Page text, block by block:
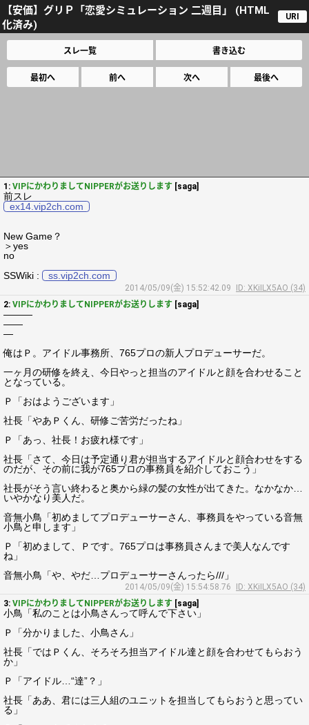
【安価】グリＰ「恋愛シミュレーション 二週目」 (HTML
化済み)
URI
スレ一覧 書き込む
最初へ 前へ 次へ 最後へ
1: VIPにかわりましてNIPPERがお送りします [saga]
前スレ
ex14.vip2ch.com
New Game？
＞yes
no
SSWiki :
ss.vip2ch.com
2014/05/09(金) 15:52:42.09
ID: XKiILX5AO (34)
2: VIPにかわりましてNIPPERがお送りします [saga]
―――
――
―
俺はＰ。アイドル事務所、765プロの新人プロデューサーだ。
一ヶ月の研修を終え、今日やっと担当のアイドルと顔を合わせること
となっている。
Ｐ「おはようございます」
社長「やあＰくん、研修ご苦労だったね」
Ｐ「あっ、社長！お疲れ様です」
社長「さて、今日は予定通り君が担当するアイドルと顔合わせをする
のだが、その前に我が765プロの事務員を紹介しておこう」
社長がそう言い終わると奥から緑の髪の女性が出てきた。なかなか…
いやかなり美人だ。
音無小鳥「初めましてプロデューサーさん、事務員をやっている音無
小鳥と申します」
Ｐ「初めまして、Ｐです。765プロは事務員さんまで美人なんです
ね」
音無小鳥「や、やだ…プロデューサーさんったら///」
2014/05/09(金) 15:54:58.76
ID: XKiILX5AO (34)
3: VIPにかわりましてNIPPERがお送りします [saga]
小鳥「私のことは小鳥さんって呼んで下さい」
Ｐ「分かりました、小鳥さん」
社長「ではＰくん、そろそろ担当アイドル達と顔を合わせてもらおう
か」
Ｐ「アイドル…“達”？」
社長「ああ、君には三人組のユニットを担当してもらおうと思ってい
る」